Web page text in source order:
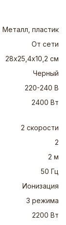
Металл, пластик
От сети
28х25,4х10,2 см
Черный
220-240 В
2400 Вт
2 скорости
2
2 м
50 Гц
Ионизация
3 режима
2200 Вт